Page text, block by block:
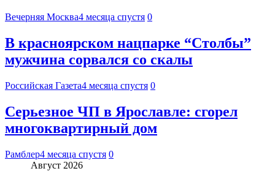
Вечерняя Москва4 месяца спустя 0
В красноярском нацпарке “Столбы”
мужчина сорвался со скалы
Российская Газета4 месяца спустя 0
Серьезное ЧП в Ярославле: сгорел
многоквартирный дом
Рамблер4 месяца спустя 0
Август 2026